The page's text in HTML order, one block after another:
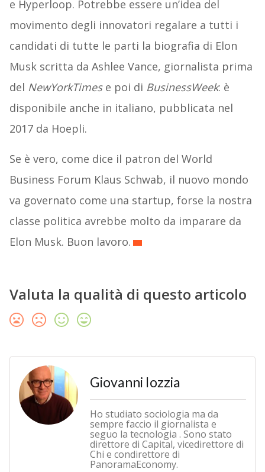
e Hyperloop. Potrebbe essere un’idea del
movimento degli innovatori regalare a tutti i
candidati di tutte le parti la biografia di Elon
Musk scritta da Ashlee Vance, giornalista prima
del NewYorkTimese poi di BusinessWeek: è
disponibile anche in italiano, pubblicata nel
2017 da Hoepli.
Se è vero, come dice il patron del World
Business Forum Klaus Schwab, il nuovo mondo
va governato come una startup, forse la nostra
classe politica avrebbe molto da imparare da
Elon Musk. Buon lavoro.
Valuta la qualità di questo articolo
Giovanni Iozzia
Ho studiato sociologia ma da
sempre faccio il giornalista e
seguo la tecnologia . Sono stato
direttore di Capital, vicedirettore di
Chi e condirettore di
PanoramaEconomy.